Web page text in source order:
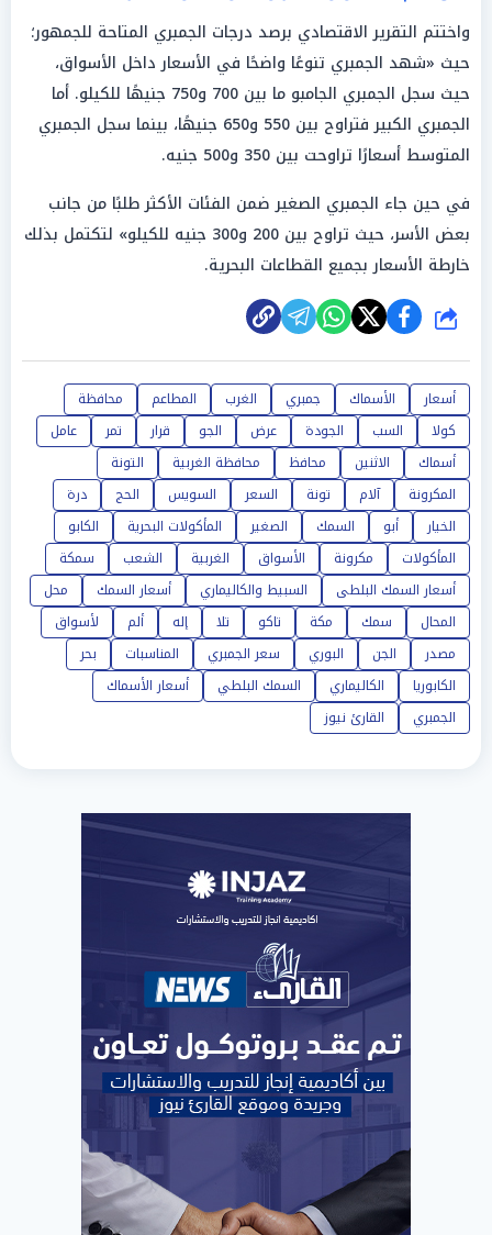
واختتم التقرير الاقتصادي برصد درجات الجمبري المتاحة للجمهور؛
حيث «شهد الجمبري تنوعًا واضحًا في الأسعار داخل الأسواق،
حيث سجل الجمبري الجامبو ما بين 700 و750 جنيهًا للكيلو. أما
الجمبري الكبير فتراوح بين 550 و650 جنيهًا، بينما سجل الجمبري
المتوسط أسعارًا تراوحت بين 350 و500 جنيه.
في حين جاء الجمبري الصغير ضمن الفئات الأكثر طلبًا من جانب
بعض الأسر، حيث تراوح بين 200 و300 جنيه للكيلو» لتكتمل بذلك
خارطة الأسعار بجميع القطاعات البحرية.
شارك
أسعار الأسماك جمبري الغرب المطاعم
محافظة
كولا
السب الجودة عرض الجو قرار تمر
عامل
أسماك
الاثنين محافظ محافظة الغربية
التونة
المكرونة
آلام تونة السعر السويس الحج
درة
الخيار
أبو السمك الصغير المأكولات البحرية
الكابو
المأكولات
مكرونة الأسواق الغربية الشعب
سمكة
أسعار السمك البلطى
السبيط والكاليماري أسعار السمك
محل
المحال
سمك مكة تاكو تلا إله ألم
لأسواق
مصدر
الجن البوري سعر الجمبري المناسبات
بحر
الكابوريا
الكاليماري السمك البلطي
أسعار الأسماك
الجمبري
القارئ نيوز